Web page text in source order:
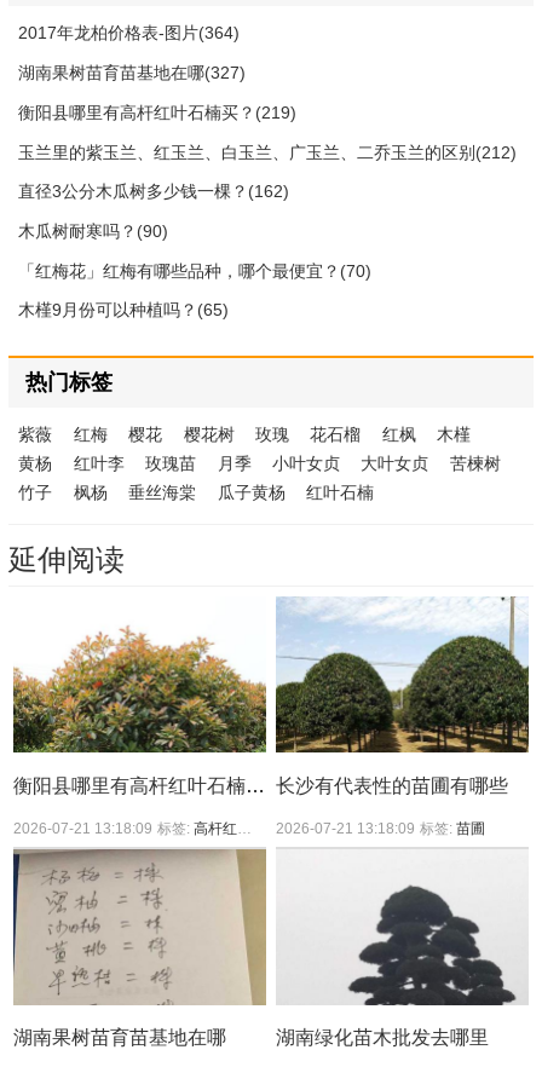
2017年龙柏价格表-图片(364)
湖南果树苗育苗基地在哪(327)
衡阳县哪里有高杆红叶石楠买？(219)
玉兰里的紫玉兰、红玉兰、白玉兰、广玉兰、二乔玉兰的区别(212)
直径3公分木瓜树多少钱一棵？(162)
木瓜树耐寒吗？(90)
「红梅花」红梅有哪些品种，哪个最便宜？(70)
木槿9月份可以种植吗？(65)
热门标签
紫薇 红梅 樱花 樱花树 玫瑰 花石榴 红枫
木槿
黄杨
红叶李 玫瑰苗 月季 小叶女贞 大叶女贞
苦楝树
竹子
枫杨 垂丝海棠 瓜子黄杨 红叶石楠
延伸阅读
衡阳县哪里有高杆红叶石楠买？
2026-07-21 13:18:09 标签:高杆红叶石楠
长沙有代表性的苗圃有哪些
2026-07-21 13:18:09 标签:苗圃
湖南果树苗育苗基地在哪 湖南绿化苗木批发去哪里